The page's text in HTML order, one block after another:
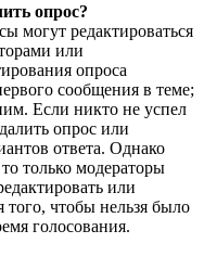
опрос?
могут редактироваться
или
опроса
сообщения в теме;
Если никто не успел
опрос или
ответа. Однако
только модераторы
или
того, чтобы нельзя было
голосования.